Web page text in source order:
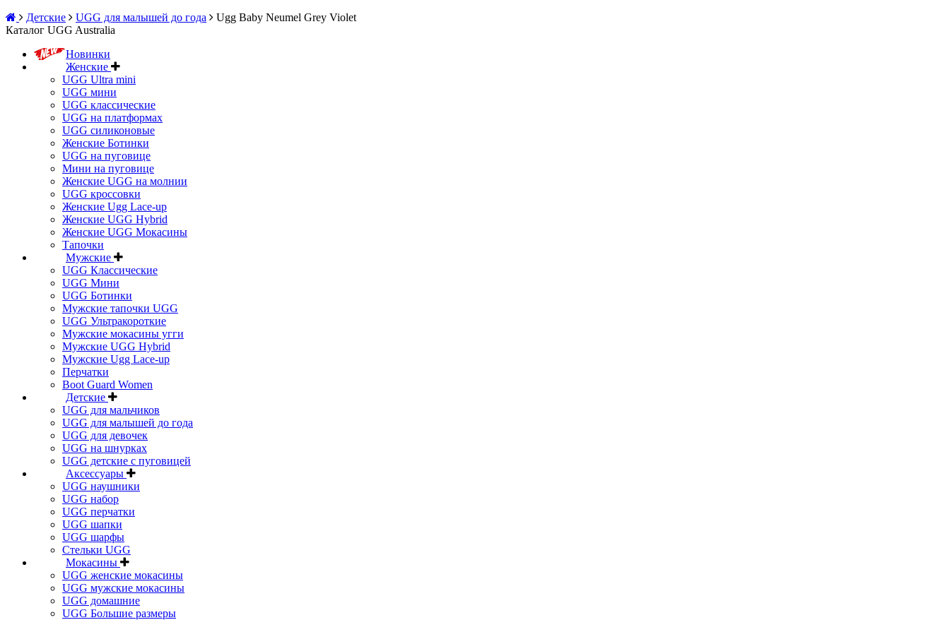
Детские UGG для малышей до года
Ugg Baby Neumel Grey Violet
Каталог UGG Australia
Новинки
Женские
UGG Ultra mini
UGG мини
UGG классические
UGG на платформах
UGG силиконовые
Женские Ботинки
UGG на пуговице
Мини на пуговице
Женские UGG на молнии
UGG кроссовки
Женские Ugg Lace-up
Женские UGG Hybrid
Женские UGG Мокасины
Тапочки
Мужские
UGG Классические
UGG Мини
UGG Ботинки
Мужские тапочки UGG
UGG Ультракороткие
Мужские мокасины угги
Мужские UGG Hybrid
Мужские Ugg Lace-up
Перчатки
Boot Guard Women
Детские
UGG для мальчиков
UGG для малышей до года
UGG для девочек
UGG на шнурках
UGG детские с пуговицей
Аксессуары
UGG наушники
UGG набор
UGG перчатки
UGG шапки
UGG шарфы
Стельки UGG
Мокасины
UGG женские мокасины
UGG мужские мокасины
UGG домашние
UGG Большие размеры